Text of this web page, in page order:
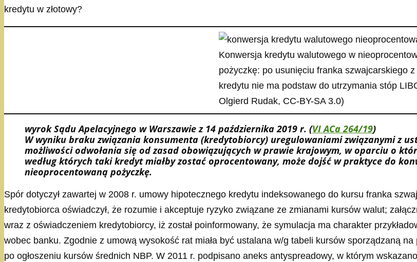
kredytu w złotowy?
Konwersja kredytu walutowego w
pożyczkę: po usunięciu franka szwajcarskiego
kredytu nie ma podstaw do utrzymania stóp
Olgierd Rudak, CC-BY-SA 3.0)
wyrok Sądu Apelacyjnego w Warszawie z 14 października 2019 r. (VI ACa 264/19)
W wyniku braku związania konsumenta (kredytobiorcy) uregulowaniami związanymi z
możliwości odwołania się od zasad obowiązujących w prawie krajowym, w oparciu o
według których taki kredyt miałby zostać oprocentowany, może dojść w praktyce do
nieoprocentowaną pożyczkę.
Spór dotyczył zawartej w 2008 r. umowy hipotecznego kredytu indeksowanego do kursu franka
kredytobiorca oświadczył, że rozumie i akceptuje ryzyko związane ze zmianami kursów walut;
wraz z oświadczeniem kredytobiorcy, iż został poinformowany, że symulacja ma charakter
wobec banku. Zgodnie z umową wysokość rat miała być ustalana w/g tabeli kursów sporządzaną
po ogłoszeniu kursów średnich NBP. W 2011 r. podpisano aneks antyspreadowy, w którym